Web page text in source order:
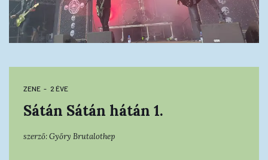
ZENE 2 ÉVE
Sátán Sátán hátán 1.
szerző:Győry Brutalothep